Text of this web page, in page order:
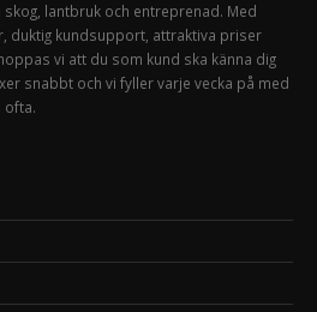
lantbruk och entreprenad. Med
duktig kundsupport, attraktiva priser
vi att du som kund ska känna dig
snabbt och vi fyller varje vecka på med
ofta.